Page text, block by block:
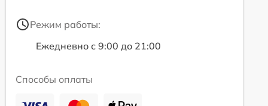
Режим работы:
Ежедневно с 9:00 до 21:00
Способы оплаты